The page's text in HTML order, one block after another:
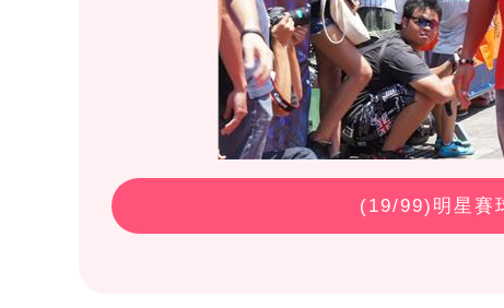
(19/99)明星賽